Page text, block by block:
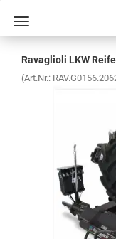
Ra­vaglio­li LKW
(Art.Nr.: